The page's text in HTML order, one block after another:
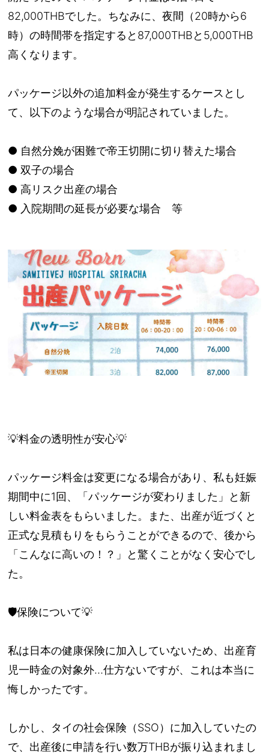
82,000THBでした。ちなみに、夜間（20時から6
時）の時間帯を指定すると87,000THBと5,000THB
高くなります。
パッケージ以外の追加料金が発生するケースとし
て、以下のような場合が明記されていました。
● 自然分娩が困難で帝王切開に切り替えた場合
● 双子の場合
● 高リスク出産の場合
● 入院期間の延長が必要な場合 等
💡料金の透明性が安心💡
パッケージ料金は変更になる場合があり、私も妊娠
期間中に1回、「パッケージが変わりました」と新
しい料金表をもらいました。また、出産が近づくと
正式な見積もりをもらうことができるので、後から
「こんなに高いの！？」と驚くことがなく安心でし
た。
🛡️保険について💡
私は日本の健康保険に加入していないため、出産育
児一時金の対象外…仕方ないですが、これは本当に
悔しかったです。
しかし、タイの社会保険（SSO）に加入していたの
で、出産後に申請を行い数万THBが振り込まれまし